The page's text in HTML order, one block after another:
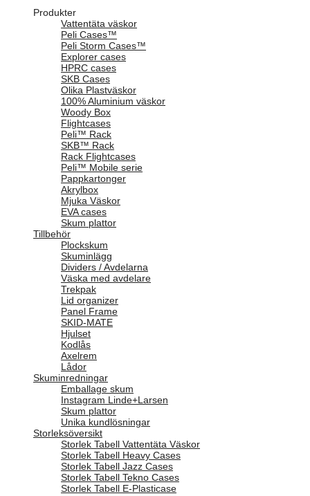
Produkter
Vattentäta väskor
Peli Cases™
Peli Storm Cases™
Explorer cases
HPRC cases
SKB Cases
Olika Plastväskor
100% Aluminium väskor
Woody Box
Flightcases
Peli™ Rack
SKB™ Rack
Rack Flightcases
Peli™ Mobile serie
Pappkartonger
Akrylbox
Mjuka Väskor
EVA cases
Skum plattor
Tillbehör
Plockskum
Skuminlägg
Dividers / Avdelarna
Väska med avdelare
Trekpak
Lid organizer
Panel Frame
SKID-MATE
Hjulset
Kodlås
Axelrem
Lådor
Skuminredningar
Emballage skum
Instagram Linde+Larsen
Skum plattor
Unika kundlösningar
Storleksöversikt
Storlek Tabell Vattentäta Väskor
Storlek Tabell Heavy Cases
Storlek Tabell Jazz Cases
Storlek Tabell Tekno Cases
Storlek Tabell E-Plasticase